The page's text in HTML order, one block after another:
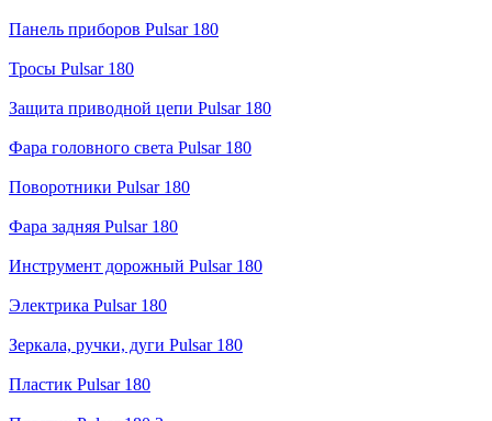
Панель приборов Pulsar 180
Тросы Pulsar 180
Защита приводной цепи Pulsar 180
Фара головного света Pulsar 180
Поворотники Pulsar 180
Фара задняя Pulsar 180
Инструмент дорожный Pulsar 180
Электрика Pulsar 180
Зеркала, ручки, дуги Pulsar 180
Пластик Pulsar 180